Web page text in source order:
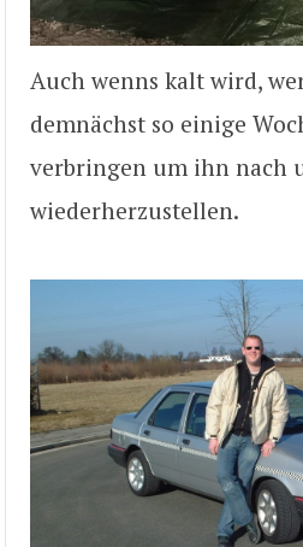
Auch wenns kalt wird,
demnächst so einige
verbringen um ihn nach
wiederherzustellen.